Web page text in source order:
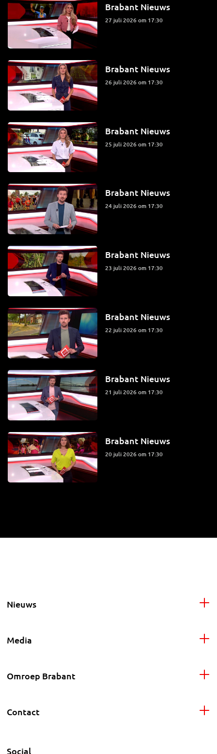
Brabant Nieuws
27 juli 2026 om 17:30
Brabant Nieuws
26 juli 2026 om 17:30
Brabant Nieuws
25 juli 2026 om 17:30
Brabant Nieuws
24 juli 2026 om 17:30
Brabant Nieuws
23 juli 2026 om 17:30
Brabant Nieuws
22 juli 2026 om 17:30
Brabant Nieuws
21 juli 2026 om 17:30
Brabant Nieuws
20 juli 2026 om 17:30
Nieuws
Media
Omroep Brabant
Contact
Social